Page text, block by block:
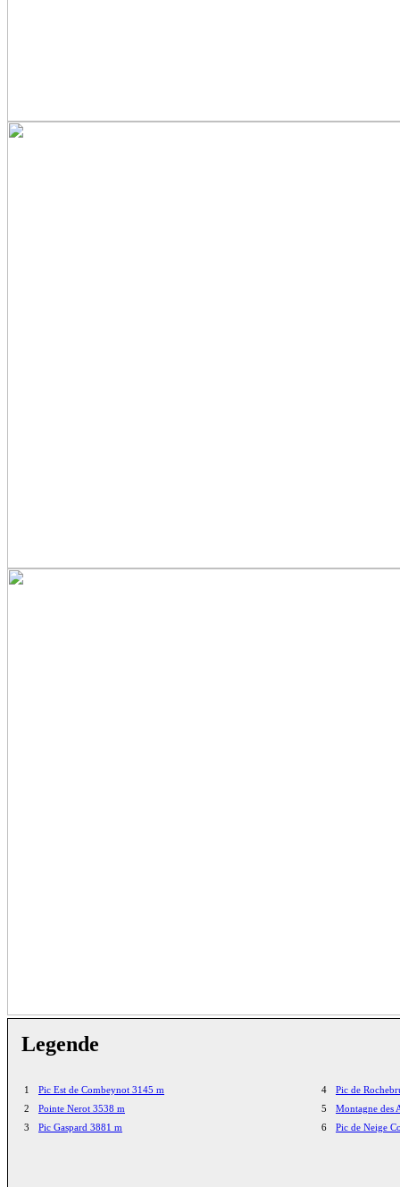
Legende
1
Pic Est de Combeynot 3145 m
2
Pointe Nerot 3538 m
3
Pic Gaspard 3881 m
4
Pic de
5
Montagne des
6
Pic de Neige